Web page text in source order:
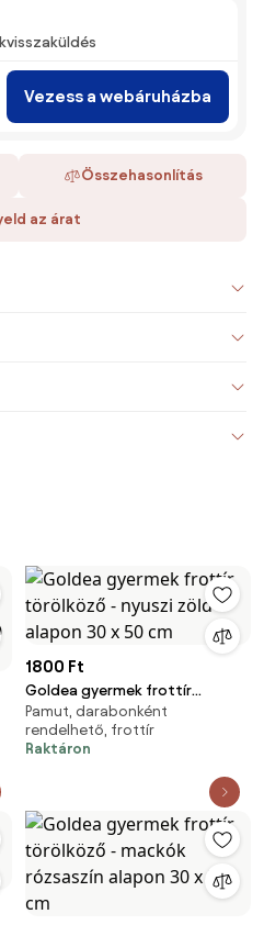
Vezess a webáruházba
Összehasonlítás
az árat
1800 Ft
Goldea gyermek frottír
törölköző - nyuszi zöld alapon
30 x 50 cm
Pamut, darabonként
rendelhető, frottír
Raktáron